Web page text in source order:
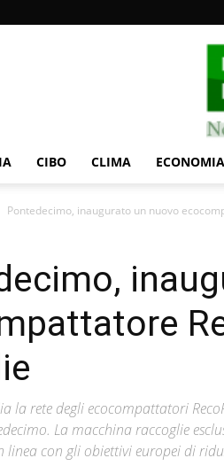
CIBO CLIMA
Pontedecimo, inaugurato un nuovo
la rete degli ecocompattatori
La macchina raccoglie
linea con gli obiettivi europei di